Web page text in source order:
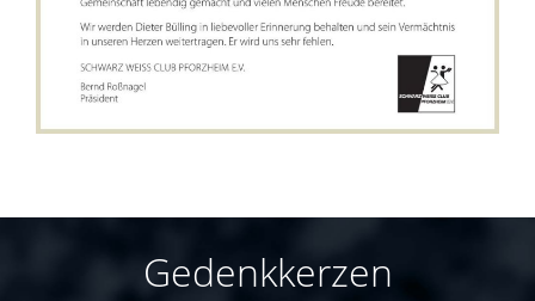
Gedenkkerzen